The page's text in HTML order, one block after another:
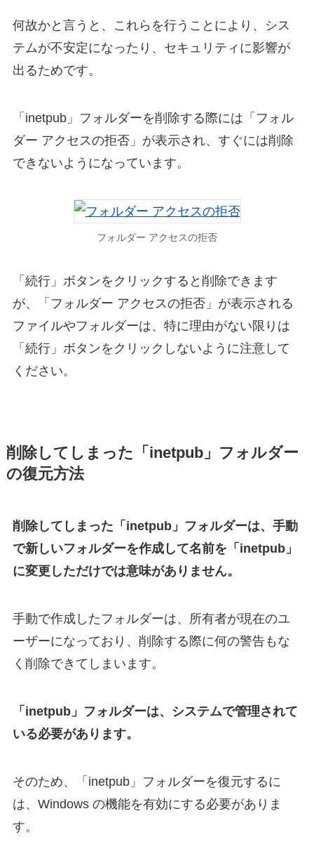
何故かと言うと、これらを行うことにより、シス
テムが不安定になったり、セキュリティに影響が
出るためです。
「inetpub」フォルダーを削除する際には「フォル
ダー アクセスの拒否」が表示され、すぐには削除
できないようになっています。
フォルダー アクセスの拒否
「続行」ボタンをクリックすると削除できます
が、「フォルダー アクセスの拒否」が表示される
ファイルやフォルダーは、特に理由がない限りは
「続行」ボタンをクリックしないように注意して
ください。
削除してしまった「inetpub」フォルダー
の復元方法
削除してしまった「inetpub」フォルダーは、手動
で新しいフォルダーを作成して名前を「inetpub」
に変更しただけでは意味がありません。
手動で作成したフォルダーは、所有者が現在のユ
ーザーになっており、削除する際に何の警告もな
く削除できてしまいます。
「inetpub」フォルダーは、システムで管理されて
いる必要があります。
そのため、「inetpub」フォルダーを復元するに
は、Windows の機能を有効にする必要がありま
す。